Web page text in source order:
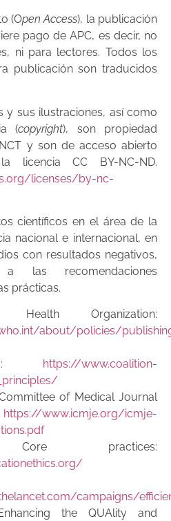
(Open Access), la publicación
pago de APC, es decir, no
ni para lectores. Todos los
publicación son traducidos
y sus ilustraciones, así como
(copyright), son propiedad
y son de acceso abierto
licencia CC BY-NC-ND.
licenses/by-nc-
científicos en el área de la
nacional e internacional, en
con resultados negativos,
las recomendaciones
prácticas.
Organization:
about/policies/
S:
https://www.coalition-
of Medical Journal
https://www.icmje.org/icmje-
practices:
campaigns/
the QUAlity and